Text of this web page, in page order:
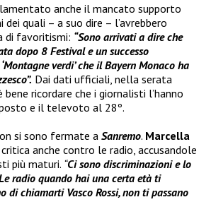
anche il mancato supporto
quali – a suo dire – l’avrebbero
di favoritismi: “Sono arrivati a dire che
dopo 8 Festival e un successo
verdi’ che il Bayern Monaco ha
Dai dati ufficiali, nella serata
ricordare che i giornalisti l’hanno
e il televoto al 28º.
si sono fermate a Sanremo. Marcella
anche contro le radio, accusandole
più maturi. “Ci sono discriminazioni e lo
radio quando hai una certa età ti
di chiamarti Vasco Rossi, non ti passano